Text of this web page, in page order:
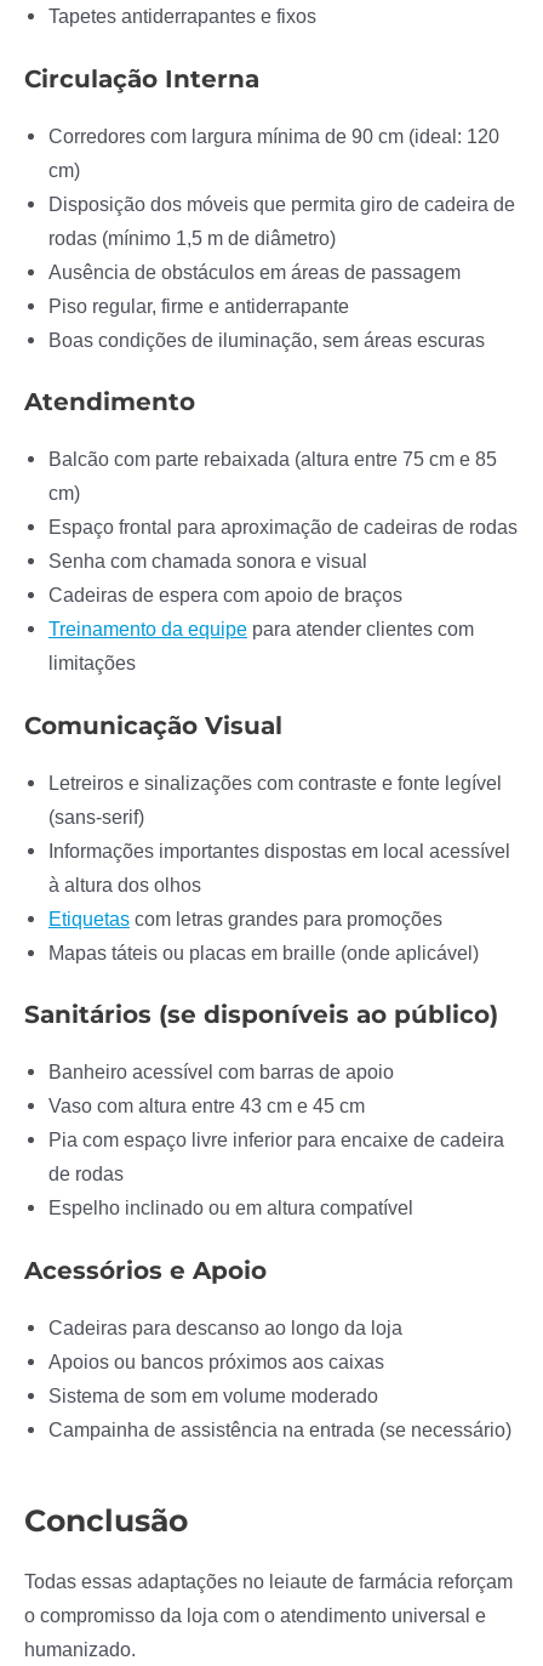
Tapetes antiderrapantes e fixos
Circulação Interna
Corredores com largura mínima de 90 cm (ideal: 120
cm)
Disposição dos móveis que permita giro de cadeira de
rodas (mínimo 1,5 m de diâmetro)
Ausência de obstáculos em áreas de passagem
Piso regular, firme e antiderrapante
Boas condições de iluminação, sem áreas escuras
Atendimento
Balcão com parte rebaixada (altura entre 75 cm e 85
cm)
Espaço frontal para aproximação de cadeiras de rodas
Senha com chamada sonora e visual
Cadeiras de espera com apoio de braços
Treinamento da equipe para atender clientes com
limitações
Comunicação Visual
Letreiros e sinalizações com contraste e fonte legível
(sans-serif)
Informações importantes dispostas em local acessível
à altura dos olhos
Etiquetas com letras grandes para promoções
Mapas táteis ou placas em braille (onde aplicável)
Sanitários (se disponíveis ao público)
Banheiro acessível com barras de apoio
Vaso com altura entre 43 cm e 45 cm
Pia com espaço livre inferior para encaixe de cadeira
de rodas
Espelho inclinado ou em altura compatível
Acessórios e Apoio
Cadeiras para descanso ao longo da loja
Apoios ou bancos próximos aos caixas
Sistema de som em volume moderado
Campainha de assistência na entrada (se necessário)
Conclusão
Todas essas adaptações no leiaute de farmácia reforçam
o compromisso da loja com o atendimento universal e
humanizado.